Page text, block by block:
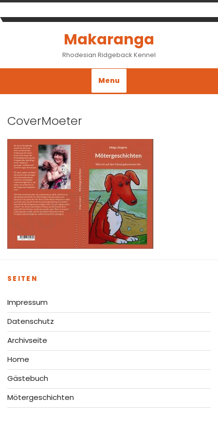
Skip
to
Makaranga
Rhodesian Ridgeback Kennel
Menu
CoverMoeter
SEITEN
Impressum
Datenschutz
Archivseite
Home
Gästebuch
Mötergeschichten